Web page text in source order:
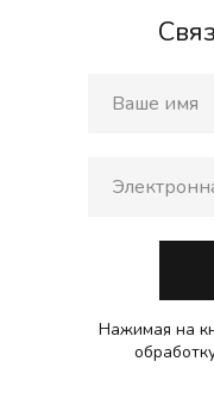
Нажимая на